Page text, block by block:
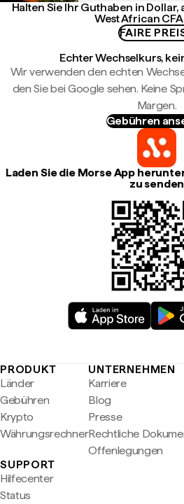
Halten Sie Ihr Guthaben in
West African
FAIRE
Echter Wechselkurs,
Wir verwenden den echten
den Sie bei Google sehen. Keine
Margen.
Gebühren
Laden Sie die Morse App
zu senden
PRODUKT
Länder
Gebühren
Krypto
Währungsrechner
UNTERNEHMEN
Karriere
Blog
Presse
Rechtliche
Offenlegungen
SUPPORT
Hilfecenter
Status